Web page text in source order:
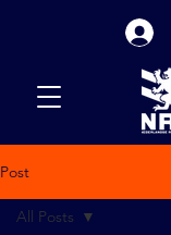
Post
All Posts